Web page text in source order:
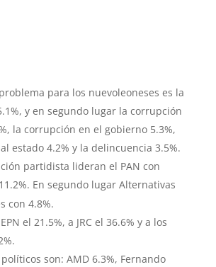
para los nuevoleoneses es la
y en segundo lugar la corrupción
la corrupción en el gobierno 5.3%,
estado 4.2% y la delincuencia 3.5%.
partidista lideran el PAN con
En segundo lugar Alternativas
con 4.8%.
el 21.5%, a JRC el 36.6% y a los
son: AMD 6.3%, Fernando